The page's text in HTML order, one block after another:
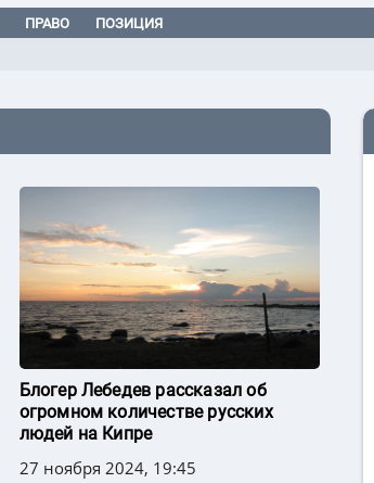
ПРАВО ПОЗИЦИЯ
Блогер Лебедев рассказал об
огромном количестве русских
людей на Кипре
27 ноября 2024, 19:45